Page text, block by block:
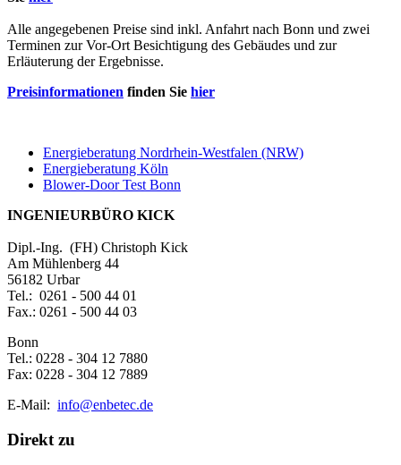
Alle angegebenen Preise sind inkl. Anfahrt nach Bonn und zwei
Terminen zur Vor-Ort Besichtigung des Gebäudes und zur
Erläuterung der Ergebnisse.
Preisinformationen finden Sie hier
Energieberatung Nordrhein-Westfalen (NRW)
Energieberatung Köln
Blower-Door Test Bonn
INGENIEURBÜRO KICK
Dipl.-Ing. (FH) Christoph Kick
Am Mühlenberg 44
56182 Urbar
Tel.: 0261 - 500 44 01
Fax.: 0261 - 500 44 03
Bonn
Tel.: 0228 - 304 12 7880
Fax: 0228 - 304 12 7889
E-Mail: info@enbetec.de
Direkt zu